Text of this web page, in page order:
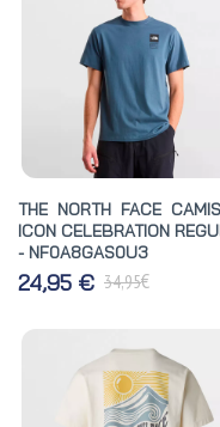
THE NORTH FACE
ICON CELEBRATION
- NF0A8GAS0U3
24,95 € 34,95€